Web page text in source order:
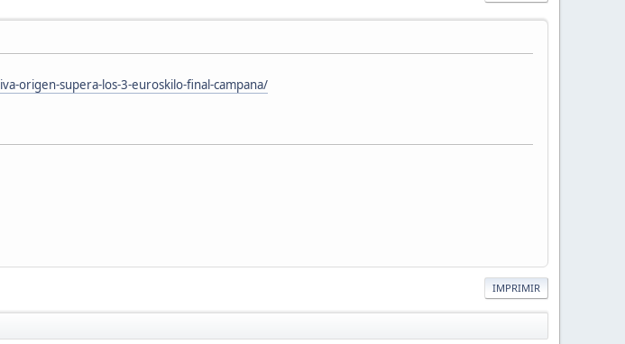
origen-supera-los-3-euroskilo-final-campana/
IMPRIMIR